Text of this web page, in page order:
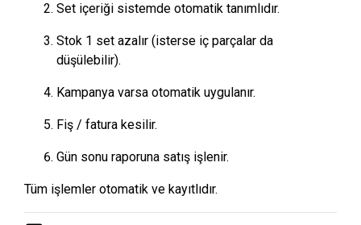
Set içeriği sistemde otomatik tanımlıdır.
Stok 1 set azalır (isterse iç parçalar da
düşülebilir).
Kampanya varsa otomatik uygulanır.
Fiş / fatura kesilir.
Gün sonu raporuna satış işlenir.
Tüm işlemler otomatik ve kayıtlıdır.